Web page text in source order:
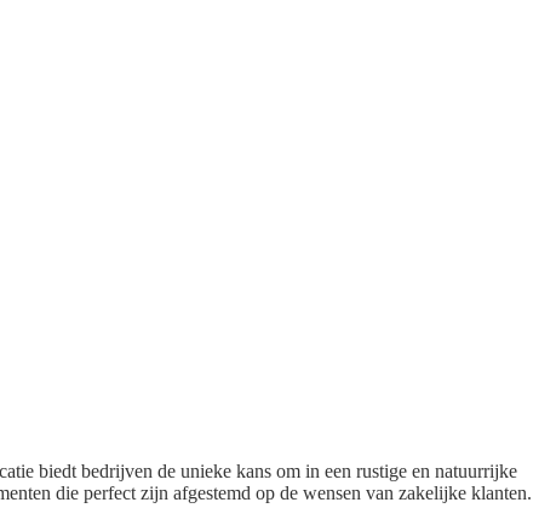
biedt bedrijven de unieke kans om in een rustige en natuurrijke
die perfect zijn afgestemd op de wensen van zakelijke klanten.